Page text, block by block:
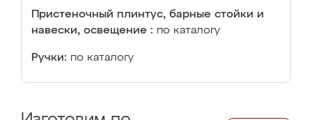
Пристеночный плинтус, барные стойки и
навески, освещение : по каталогу
Ручки: по каталогу